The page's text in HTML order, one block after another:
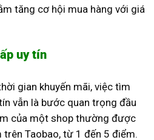
tăng cơ hội mua hàng với giá
uy tín
gian khuyến mãi, việc tìm
vẫn là bước quan trọng đầu
của một shop thường được
Taobao, từ 1 đến 5 điểm.